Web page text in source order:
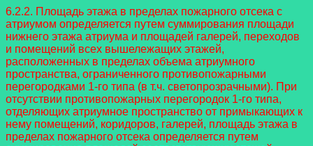
6.2.2. Площадь этажа в пределах пожарного отсека с
атриумом определяется путем суммирования площади
нижнего этажа атриума и площадей галерей, переходов
и помещений всех вышележащих этажей,
расположенных в пределах объема атриумного
пространства, ограниченного противопожарными
перегородками 1-го типа (в т.ч. светопрозрачными). При
отсутствии противопожарных перегородок 1-го типа,
отделяющих атриумное пространство от примыкающих к
нему помещений, коридоров, галерей, площадь этажа в
пределах пожарного отсека определяется путем